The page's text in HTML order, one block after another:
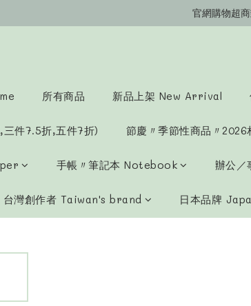
官網會員
官網購物超
官網會員
所有商品 新品上架 New Arrival
件7.5折,五件7折) 節慶〃季節性商品〃2026
手帳〃筆記本 Notebook 辦公
台灣創作者 Taiwan's brand 日本品牌